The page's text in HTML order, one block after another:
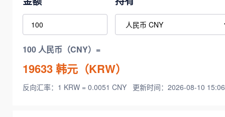
100 人民币（CNY）=
19633韩元（KRW）
反向汇率：1 KRW = 0.0051 CNY 更新时间：2026-08-10